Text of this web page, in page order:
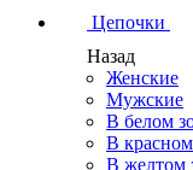
Цепочки
Назад
Женские
Мужские
В белом
В красном
В желтом